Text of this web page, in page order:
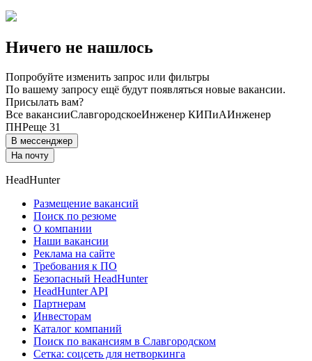
Ничего не нашлось
Попробуйте изменить запрос или фильтры
По вашему запросу ещё будут появляться новые вакансии.
Присылать вам?
Все вакансииСлавгородскоеИнженер КИПиАИнженер
ПНРеще 31
В мессенджер
На почту
HeadHunter
Размещение вакансий
Поиск по резюме
О компании
Наши вакансии
Реклама на сайте
Требования к ПО
Безопасный HeadHunter
HeadHunter API
Партнерам
Инвесторам
Каталог компаний
Поиск по вакансиям в Славгородском
Сетка: соцсеть для нетворкинга